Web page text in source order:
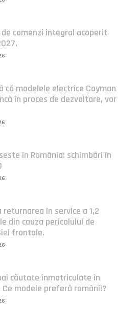
comenzi integral acoperit
că modelele electrice Cayman
în proces de dezvoltare, vor
în România: schimbări în
în service a 1,2
din cauza pericolului de
frontale.
căutate înmatriculate în
modele preferă românii?